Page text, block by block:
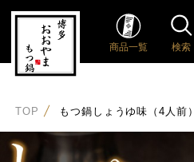
商品一覧 検索
TOP もつ鍋しょうゆ味（4人前）